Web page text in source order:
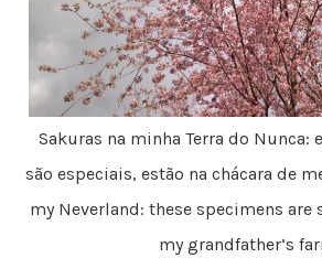
Sakuras na minha Terra do Nunca:
são especiais, estão na chácara de
my Neverland: these specimens are
my grandfather’s